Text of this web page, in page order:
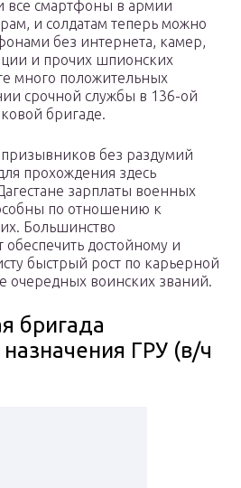
все смартфоны в армии
и солдатам теперь можно
без интернета, камер,
и прочих шпионских
много положительных
срочной службы в 136-ой
бригаде.
без раздумий
прохождения здесь
зарплаты военных
по отношению к
Большинство
достойному и
быстрый рост по карьерной
очередных воинских званий.
бригада
ГРУ (в/ч